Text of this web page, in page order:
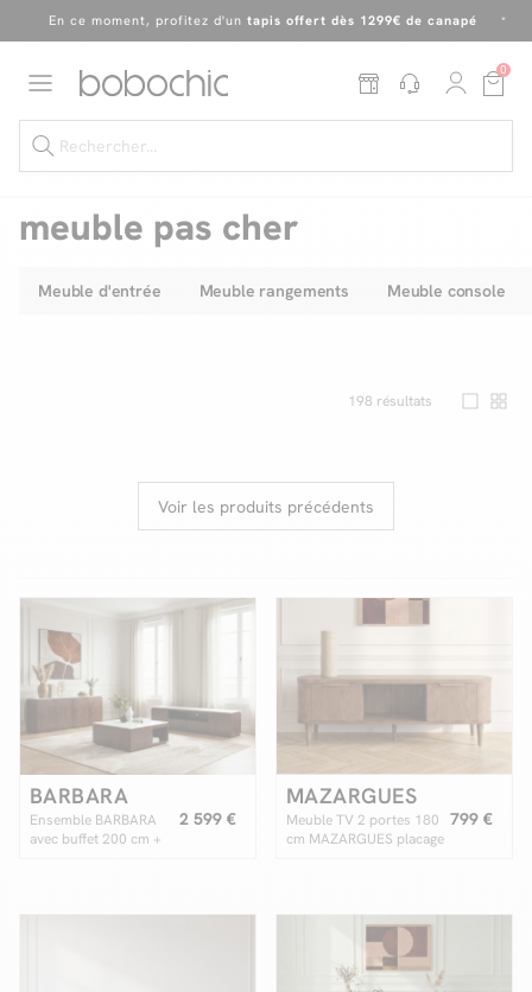
Dernière chancede profiter de nos prix réduitsjusqu'à -50%!
0
Facilité de paiements
Livraison
Aide et contact
Conseil sur mesure
Mieux nous connaître
meuble pas cher
Meuble d'entrée Meuble rangements Meuble console
198 résultats
Voir les produits précédents
BARBARA
Ensemble BARBARA
avec buffet 200 cm +
marbre
2 599 €
MAZARGUES
Meuble TV 2 portes 180
cm MAZARGUES placage
799 €